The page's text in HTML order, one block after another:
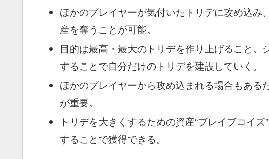
ほかのプレイヤーが気付いたトリデに攻め込み
産を奪うことが可能。
目的は最高・最大のトリデを作り上げること
することで自分だけのトリデを建設していく。
ほかのプレイヤーから攻め込まれる場合もあ
が重要。
トリデを大きくするための資産“ブレイブコイ
することで獲得できる。